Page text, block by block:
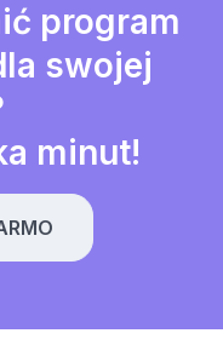
program
swojej
minut!